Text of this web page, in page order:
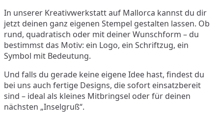
In unserer Kreativwerkstatt auf Mallorca kannst du dir
jetzt deinen ganz eigenen Stempel gestalten lassen. Ob
rund, quadratisch oder mit deiner Wunschform – du
bestimmst das Motiv: ein Logo, ein Schriftzug, ein
Symbol mit Bedeutung.
Und falls du gerade keine eigene Idee hast, findest du
bei uns auch fertige Designs, die sofort einsatzbereit
sind – ideal als kleines Mitbringsel oder für deinen
nächsten „Inselgruß“.